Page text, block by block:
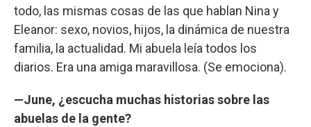
todo, las mismas cosas de las que hablan Nina y
Eleanor: sexo, novios, hijos, la dinámica de nuestra
familia, la actualidad. Mi abuela leía todos los
diarios. Era una amiga maravillosa. (Se emociona).
—June, ¿escucha muchas historias sobre las
abuelas de la gente?